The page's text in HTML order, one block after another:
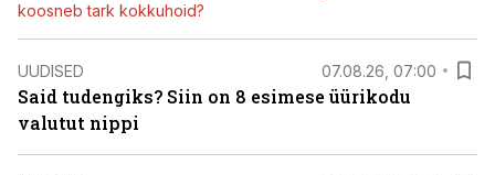
koosneb tark kokkuhoid?
UUDISED 07.08.26, 07:00
Said tudengiks? Siin on 8 esimese üürikodu
valutut nippi